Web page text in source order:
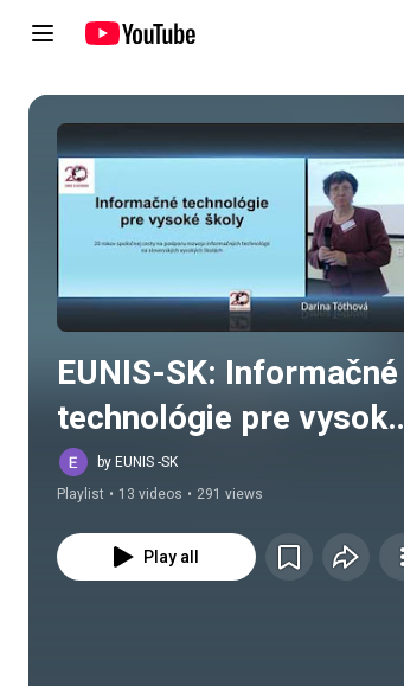
Play all
EUNIS-SK: Informačné
technológie pre vysoké
školyby EUNIS -SK
Playlist • 13 videos • 291 views
Play all